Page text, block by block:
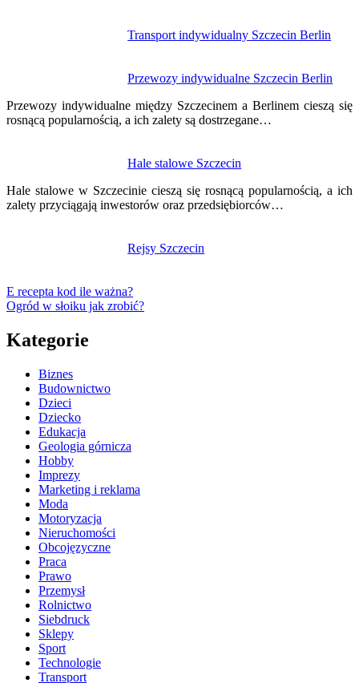
Transport indywidualny Szczecin Berlin
Przewozy indywidualne Szczecin Berlin
Przewozy indywidualne między Szczecinem a Berlinem cieszą się
rosnącą popularnością, a ich zalety są dostrzegane…
Hale stalowe Szczecin
Hale stalowe w Szczecinie cieszą się rosnącą popularnością, a ich
zalety przyciągają inwestorów oraz przedsiębiorców…
Rejsy Szczecin
E recepta kod ile ważna?
Ogród w słoiku jak zrobić?
Kategorie
Biznes
Budownictwo
Dzieci
Dziecko
Edukacja
Geologia górnicza
Hobby
Imprezy
Marketing i reklama
Moda
Motoryzacja
Nieruchomości
Obcojęzyczne
Praca
Prawo
Przemysł
Rolnictwo
Siebdruck
Sklepy
Sport
Technologie
Transport